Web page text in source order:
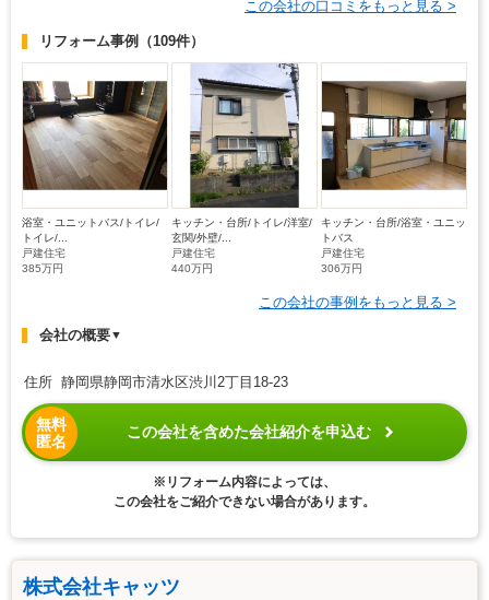
この会社の口コミをもっと見る >
リフォーム事例 （109件）
浴室・ユニットバス/トイレ/
トイレ/...
戸建住宅
385万円
キッチン・台所/トイレ/洋室/
玄関/外壁/...
戸建住宅
440万円
キッチン・台所/浴室・ユニッ
トバス
戸建住宅
306万円
この会社の事例をもっと見る >
会社の概要▼
住所 静岡県静岡市清水区渋川2丁目18-23
無料
匿名
この会社を含めた会社紹介を申込む
※リフォーム内容によっては、
この会社をご紹介できない場合があります。
株式会社キャッツ